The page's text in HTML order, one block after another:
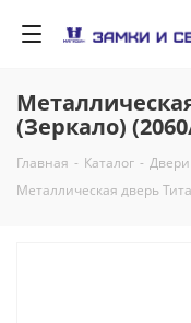
(Зеркало)
Главная - Каталог -
Металлическая дверь